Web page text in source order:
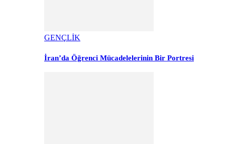
GENÇLİK
İran’da Öğrenci Mücadelelerinin Bir Portresi